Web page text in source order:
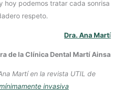
hoy podemos tratar cada sonrisa
respeto.
Dra. Ana Martí
de la Clínica Dental Martí Ainsa
Martí en la revista UTIL de
invasiva